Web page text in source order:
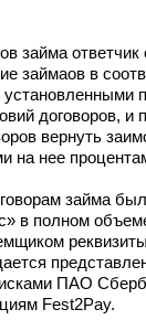
займа ответчик
займаов в
договоров, и
вернуть
на нее
займа
в полном
ПАО
Fest2Pay.